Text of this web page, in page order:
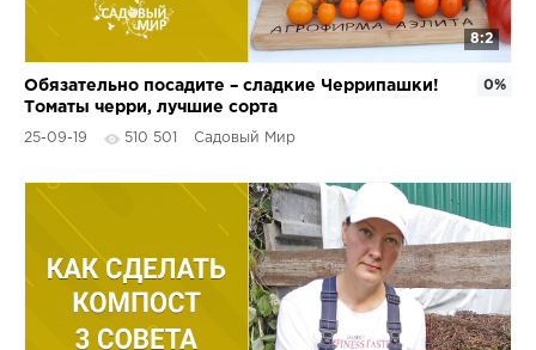
8:2
Обязательно посадите – сладкие Черрипашки!
Томаты черри, лучшие сорта
25-09-19 510 501 Садовый Мир
0%